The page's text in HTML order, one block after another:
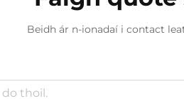
Beidh ár n-ionadaí i contact